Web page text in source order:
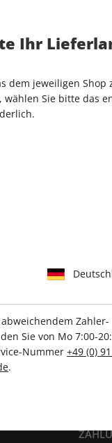
Rim: Hier erlebt
zu ihren RPG-
kommt mit
Mechaniken!
IHRE
Tolle Prämien
Ihr
dem jeweiligen
wählen Sie bitte das
Sie von Mo 7:00-
Nummer +49 (0)
.